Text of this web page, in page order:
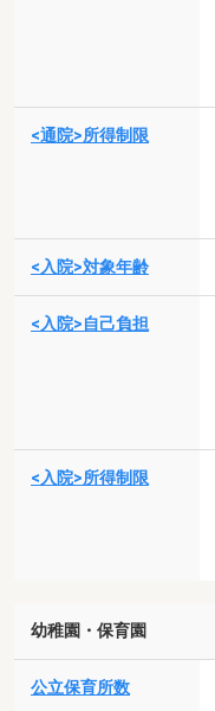
<通院>所得制限
<入院>対象年齢
<入院>自己負担
<入院>所得制限
幼稚園・保育園
公立保育所数